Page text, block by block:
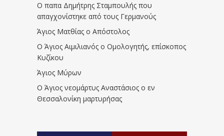
Ο παπα Δημήτρης Σταμπουλής που
απαγχονίστηκε από τους Γερμανούς
Άγιος Ματθίας ο Απόστολος
Ο Άγιος Αιμιλιανός ο Ομολογητής, επίσκοπος
Κυζίκου
Άγιος Μύρων
Ο Άγιος νεομάρτυς Αναστάσιος ο εν
Θεσσαλονίκη μαρτυρήσας